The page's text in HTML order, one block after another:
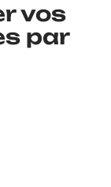
vos
par